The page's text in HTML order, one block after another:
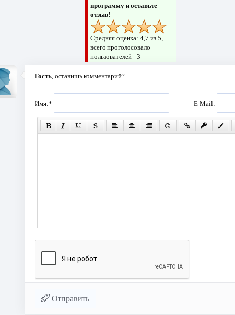
программу и оставьте
отзыв!
Средняя оценка: 4,7 из 5,
всего проголосовало
пользователей - 3
Гость, оставишь комментарий?
Имя:* E-Mail:
Отправить